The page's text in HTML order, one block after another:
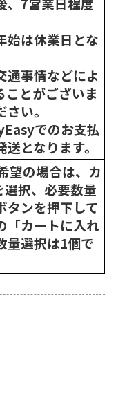
は休業日とな
事情などによ
ことがございま
い。
でのお支払
となります。
望の場合は、カ
択、必要数量
タンを押下して
「カートに入れ
量選択は1個で